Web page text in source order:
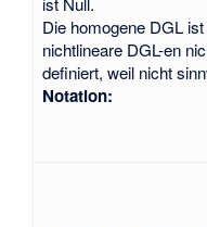
Die homogene DGL
nichtlineare DGL-en
definiert, weil nicht
Notation: